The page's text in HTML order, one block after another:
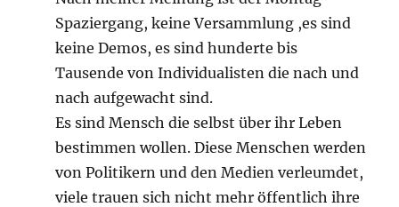
Spaziergang, keine Versammlung ,es sind
keine Demos, es sind hunderte bis
Tausende von Individualisten die nach und
nach aufgewacht sind.
Es sind Mensch die selbst über ihr Leben
bestimmen wollen. Diese Menschen werden
von Politikern und den Medien verleumdet,
viele trauen sich nicht mehr öffentlich ihre